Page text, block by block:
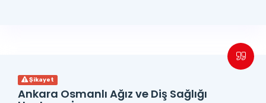
Şikayet
Ankara Osmanlı Ağız ve Diş Sağlığı